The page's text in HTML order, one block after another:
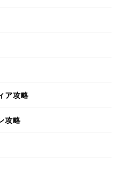
ア攻略
攻略